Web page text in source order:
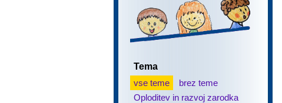
Tema
vse teme
brez teme
Oploditev in razvoj zarodka